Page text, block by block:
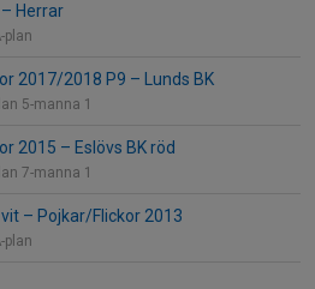
– Herrar
plan
2017/2018 P9 – Lunds BK
5-manna 1
2015 – Eslövs BK röd
7-manna 1
– Pojkar/Flickor 2013
plan